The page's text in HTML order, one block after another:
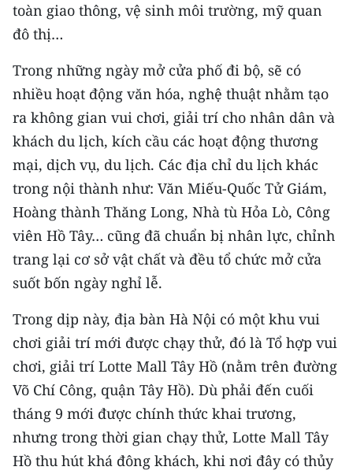
Media Xã hội
Media Du lịch
Media Thế giới
Media Thể thao
Media Giáo dục
Media Y tế
Media Khoa học - Công nghệ
Media Môi trường
Ảnh
Infographic
TIN MỚI
TIN ĐỊA PHƯƠNG
toàn giao thông, vệ sinh môi trường, mỹ quan
đô thị…
Trong những ngày mở cửa phố đi bộ, sẽ có
nhiều hoạt động văn hóa, nghệ thuật nhằm tạo
ra không gian vui chơi, giải trí cho nhân dân và
khách du lịch, kích cầu các hoạt động thương
mại, dịch vụ, du lịch. Các địa chỉ du lịch khác
trong nội thành như: Văn Miếu-Quốc Tử Giám,
Hoàng thành Thăng Long, Nhà tù Hỏa Lò, Công
viên Hồ Tây… cũng đã chuẩn bị nhân lực, chỉnh
trang lại cơ sở vật chất và đều tổ chức mở cửa
suốt bốn ngày nghỉ lễ.
Trong dịp này, địa bàn Hà Nội có một khu vui
chơi giải trí mới được chạy thử, đó là Tổ hợp vui
chơi, giải trí Lotte Mall Tây Hồ (nằm trên đường
Võ Chí Công, quận Tây Hồ). Dù phải đến cuối
tháng 9 mới được chính thức khai trương,
nhưng trong thời gian chạy thử, Lotte Mall Tây
Hồ thu hút khá đông khách, khi nơi đây có thủy